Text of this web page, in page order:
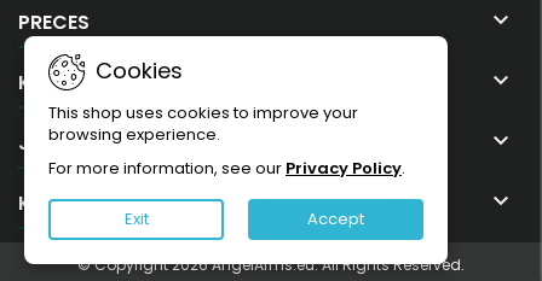
PRECES 
KOMPĀNIJA 
JŪSU KONTS 
KONTAKTI 
Cookies
This shop uses cookies to improve your
browsing experience.
For more information, see our Privacy Policy.
Exit Accept
© Copyright 2026 AngelArms.eu. All Rights Reserved.